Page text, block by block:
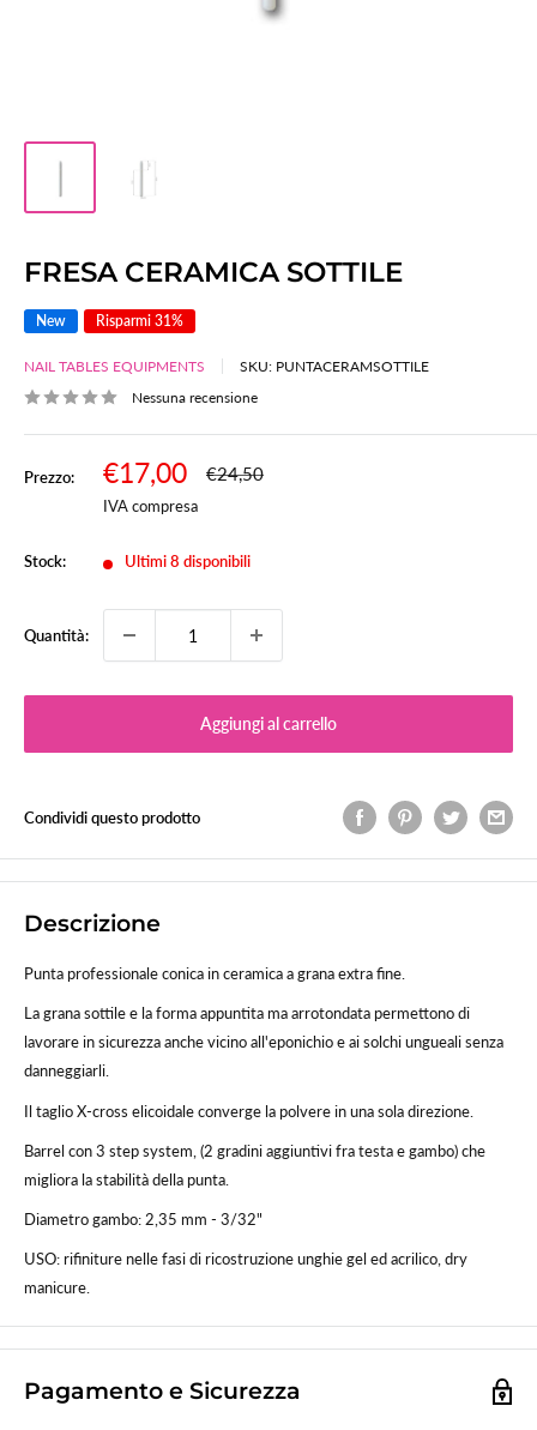
FRESA CERAMICA SOTTILE
New Risparmi 31%
NAIL TABLES EQUIPMENTS SKU: PUNTACERAMSOTTILE
Nessuna recensione
Prezzo:
Prezzo
scontato
€17,00 Prezzo
€24,50
IVA compresa
Stock: Ultimi 8 disponibili
Quantità:
Aggiungi al carrello
Condividi questo prodotto
Descrizione
Punta professionale conica in ceramica a grana extra fine.
La grana sottile e la forma appuntita ma arrotondata permettono di
lavorare in sicurezza anche vicino all'eponichio e ai solchi ungueali senza
danneggiarli.
Il taglio X-cross elicoidale converge la polvere in una sola direzione.
Barrel con 3 step system, (2 gradini aggiuntivi fra testa e gambo) che
migliora la stabilità della punta.
Diametro gambo: 2,35 mm - 3/32"
USO: rifiniture nelle fasi di ricostruzione unghie gel ed acrilico, dry
manicure.
Pagamento e Sicurezza